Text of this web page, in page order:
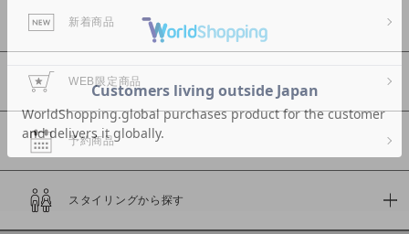
カラー
新着商品
WEB限定商品
予約商品
スタイリングから探す